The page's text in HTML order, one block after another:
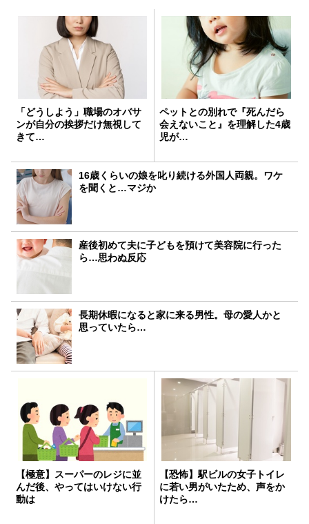
「どうしよう」職場のオバサ
ンが自分の挨拶だけ無視して
きて…
ペットとの別れで『死んだら
会えないこと』を理解した4歳
児が…
16歳くらいの娘を叱り続ける外国人両親。ワケ
を聞くと…マジか
産後初めて夫に子どもを預けて美容院に行った
ら…思わぬ反応
長期休暇になると家に来る男性。母の愛人かと
思っていたら…
【極意】スーパーのレジに並
んだ後、やってはいけない行
動は
【恐怖】駅ビルの女子トイレ
に若い男がいたため、声をか
けたら…